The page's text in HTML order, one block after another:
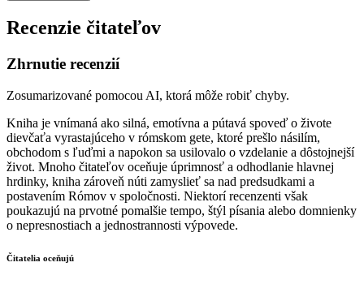
Recenzie čitateľov
Zhrnutie recenzií
Zosumarizované pomocou AI, ktorá môže robiť chyby.
Kniha je vnímaná ako silná, emotívna a pútavá spoveď o živote
dievčaťa vyrastajúceho v rómskom gete, ktoré prešlo násilím,
obchodom s ľuďmi a napokon sa usilovalo o vzdelanie a dôstojnejší
život. Mnoho čitateľov oceňuje úprimnosť a odhodlanie hlavnej
hrdinky, kniha zároveň núti zamyslieť sa nad predsudkami a
postavením Rómov v spoločnosti. Niektorí recenzenti však
poukazujú na prvotné pomalšie tempo, štýl písania alebo domnienky
o nepresnostiach a jednostrannosti výpovede.
Čitatelia oceňujú